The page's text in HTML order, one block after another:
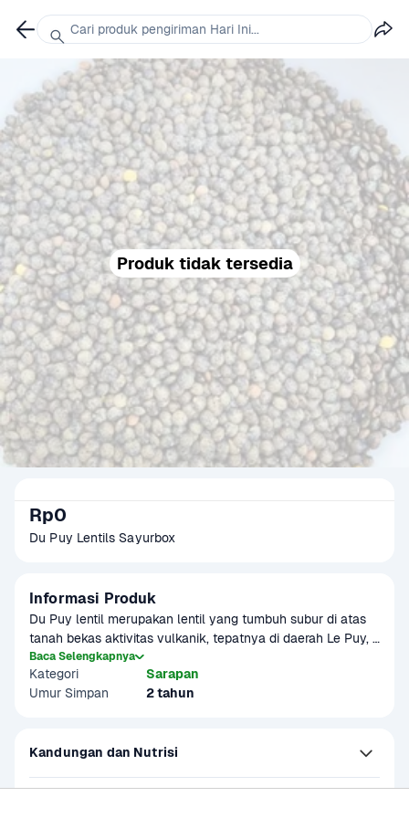
Produk tidak tersedia
Rp0
Du Puy Lentils Sayurbox
Informasi Produk
Du Puy lentil merupakan lentil yang tumbuh subur di atas
tanah bekas aktivitas vulkanik, tepatnya di daerah Le Puy,
Auvergne, Prancis. Du Puy lentil memliki tampilan hijau
kehitaman dengan garis-garis hijau dan rasanya yang agak
pedas.
Baca Selengkapnya
Kategori
Sarapan
Umur Simpan
2 tahun
Kandungan dan Nutrisi
Cari produk pengiriman Hari Ini...